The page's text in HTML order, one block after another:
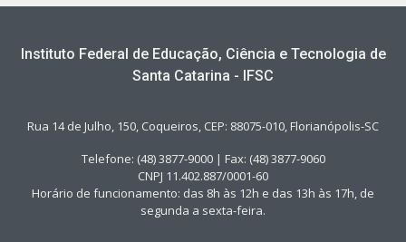
Instituto Federal de Educação, Ciência e Tecnologia de
Santa Catarina - IFSC
Rua 14 de Julho, 150, Coqueiros, CEP: 88075-010, Florianópolis-SC
Telefone: (48) 3877-9000 | Fax: (48) 3877-9060
CNPJ 11.402.887/0001-60
Horário de funcionamento: das 8h às 12h e das 13h às 17h, de
segunda a sexta-feira.